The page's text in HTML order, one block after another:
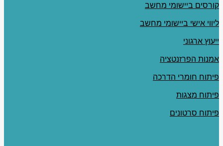
קורסים ביישומי מחשב
ליווי אישי ביישומי מחשב
ייעוץ ארגוני
אמנות הפרזנטציה
פיתוח חומרי הדרכה
פיתוח מצגות
פיתוח סרטונים